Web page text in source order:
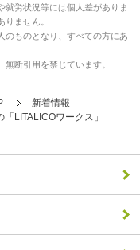
労状況等には個人差がありま
ません。
のものとなり、すべての方にあ
断引用を禁じています。
新着情報
LITALICOワークス」